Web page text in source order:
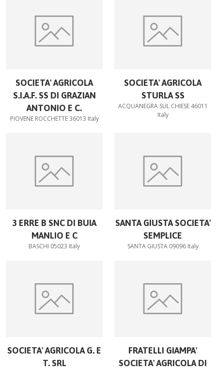
SOCIETA' AGRICOLA
S.I.A.F. SS DI GRAZIAN
ANTONIO E C.
PIOVENE ROCCHETTE 36013 Italy
SOCIETA' AGRICOLA
STURLA SS
ACQUANEGRA SUL CHIESE 46011
Italy
3 ERRE B SNC DI BUIA
MANLIO E C
BASCHI 05023 Italy
SANTA GIUSTA SOCIETA'
SEMPLICE
SANTA GIUSTA 09096 Italy
SOCIETA' AGRICOLA G. E
T. SRL
FRATELLI GIAMPA'
SOCIETA' AGRICOLA DI